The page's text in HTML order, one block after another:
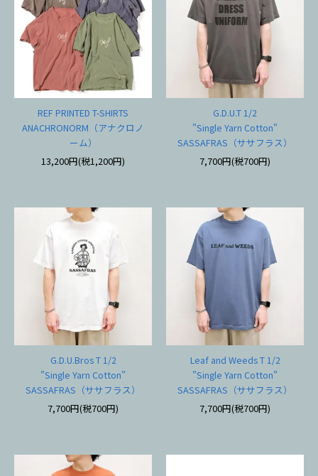
REF PRINTED T-SHIRTS
ANACHRONORM（アナクロノ
ーム）
13,200円(税1,200円)
G.D.U.T 1/2
"Single Yarn Cotton"
SASSAFRAS（ササフラス）
7,700円(税700円)
G.D.U.Bros T 1/2
"Single Yarn Cotton"
SASSAFRAS（ササフラス）
7,700円(税700円)
Leaf and Weeds T 1/2
"Single Yarn Cotton"
SASSAFRAS（ササフラス）
7,700円(税700円)